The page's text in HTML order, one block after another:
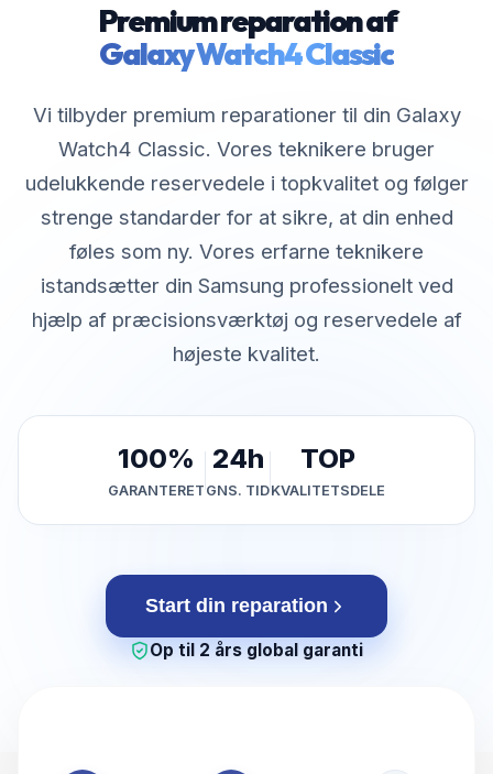
Premium reparation af
Galaxy Watch4 Classic
Vi tilbyder premium reparationer til din Galaxy
Watch4 Classic. Vores teknikere bruger
udelukkende reservedele i topkvalitet og følger
strenge standarder for at sikre, at din enhed
føles som ny. Vores erfarne teknikere
istandsætter din Samsung professionelt ved
hjælp af præcisionsværktøj og reservedele af
højeste kvalitet.
100%
GARANTERET
24h
GNS. TID
TOP
KVALITETSDELE
Start din reparation
Op til 2 års global garanti